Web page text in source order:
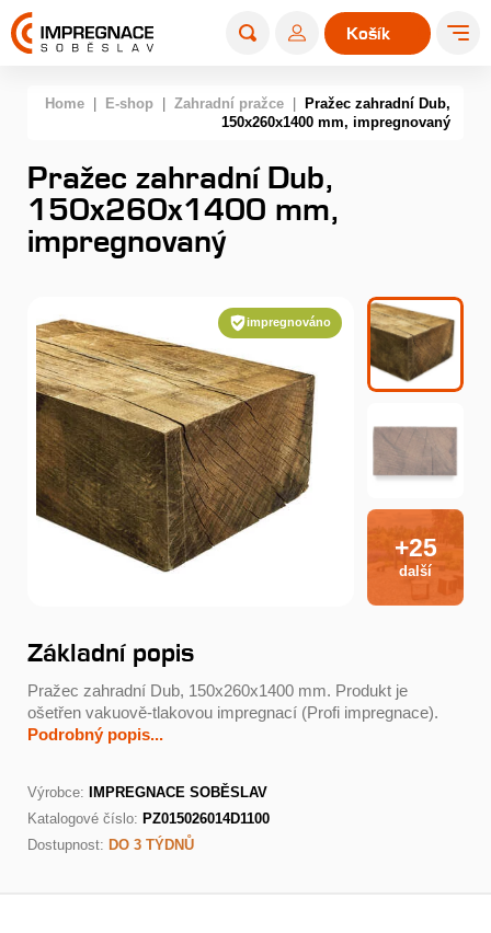
0
Košík
Home E-shop Zahradní pražce
Pražec zahradní Dub,
150x260x1400 mm, impregnovaný
Pražec zahradní Dub,
150x260x1400 mm,
impregnovaný
impregnováno
+25
další
Základní popis
Pražec zahradní Dub, 150x260x1400 mm. Produkt je
ošetřen vakuově-tlakovou impregnací (Profi impregnace).
Podrobný popis...
Výrobce:
IMPREGNACE SOBĚSLAV
Katalogové číslo: PZ015026014D1100
Dostupnost: DO 3 TÝDNŮ